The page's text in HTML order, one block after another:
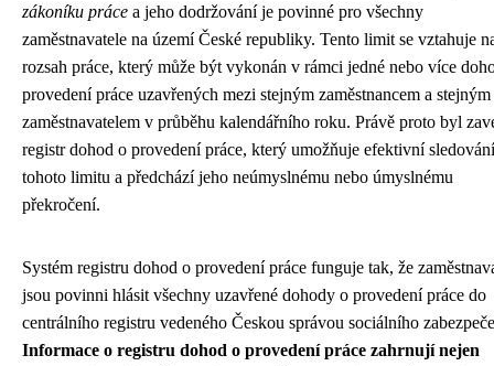
zákoníku práce a jeho dodržování je povinné pro všechny
zaměstnavatele na území České republiky. Tento limit se vztahuje
rozsah práce, který může být vykonán v rámci jedné nebo více
provedení práce uzavřených mezi stejným zaměstnancem a stejným
zaměstnavatelem v průběhu kalendářního roku. Právě proto byl
registr dohod o provedení práce, který umožňuje efektivní sledování
tohoto limitu a předchází jeho neúmyslnému nebo úmyslnému
překročení.
Systém registru dohod o provedení práce funguje tak, že
jsou povinni hlásit všechny uzavřené dohody o provedení práce do
centrálního registru vedeného Českou správou sociálního
Informace o registru dohod o provedení práce zahrnují nejen